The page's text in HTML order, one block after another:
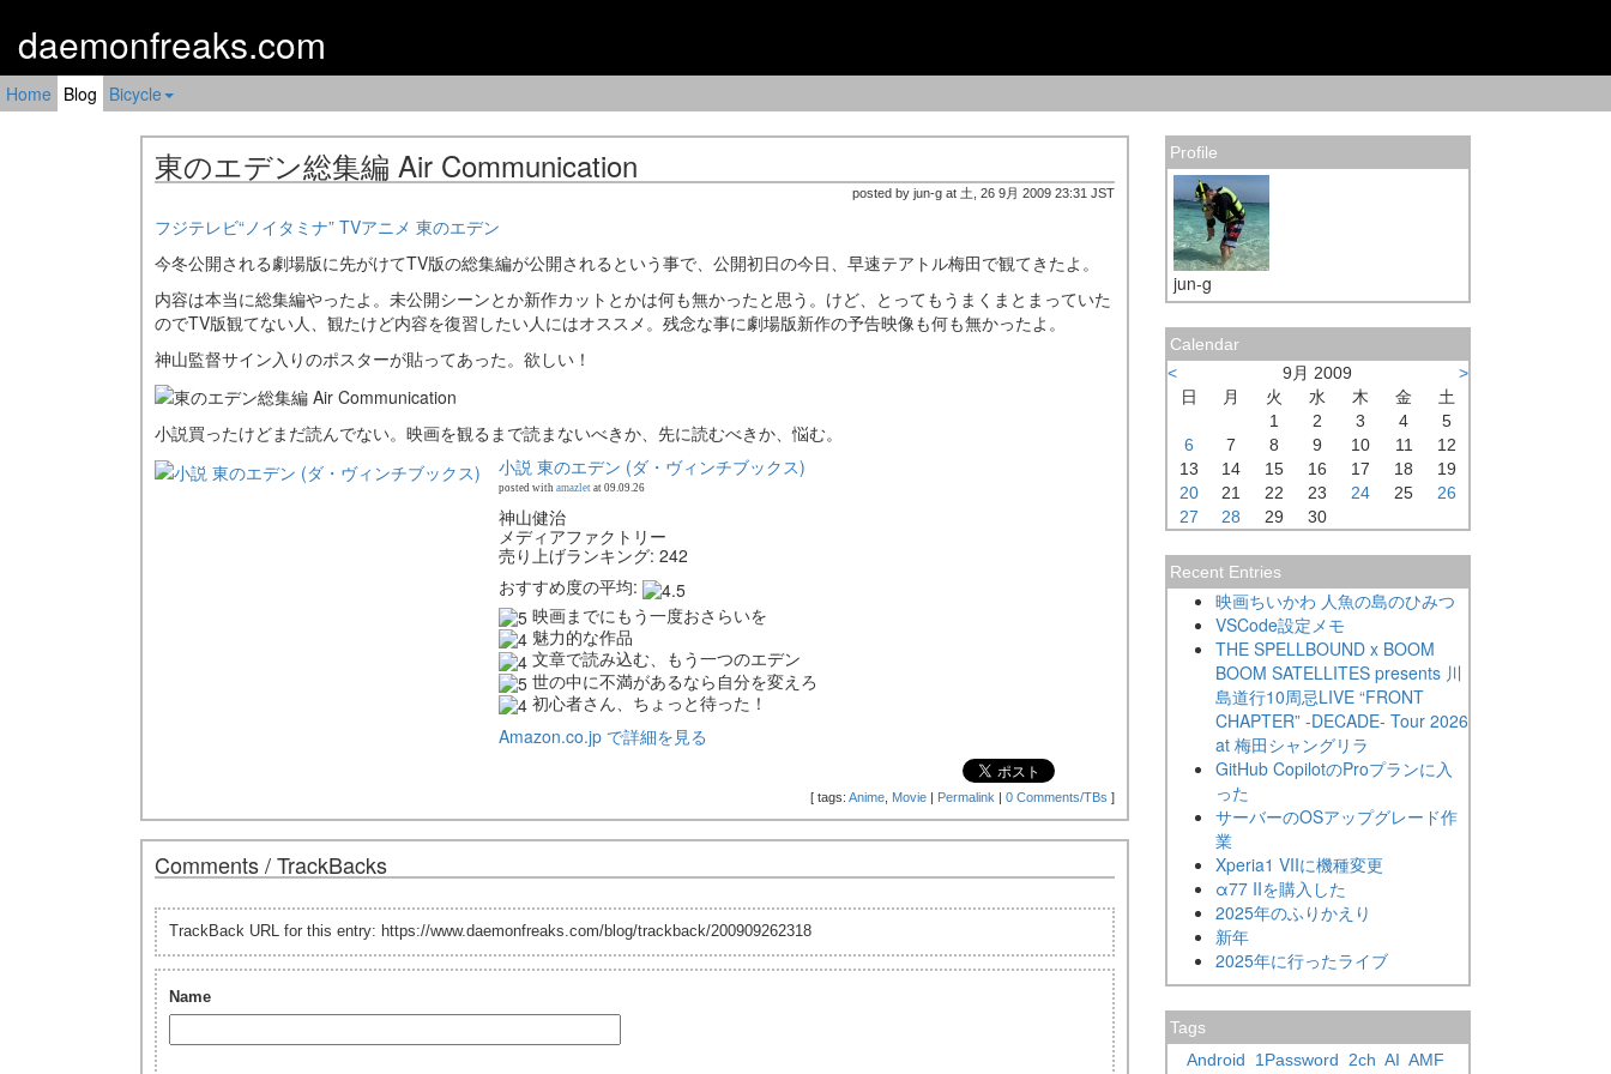
daemonfreaks.com
Home Blog Bicycle
東のエデン総集編 Air Communication
posted by jun-g at 土, 26 9月 2009 23:31 JST
フジテレビ“ノイタミナ” TVアニメ 東のエデン
今冬公開される劇場版に先がけてTV版の総集編が公開されるという事で、公開初日の今日、早速テアトル梅田で観てきたよ。
内容は本当に総集編やったよ。未公開シーンとか新作カットとかは何も無かったと思う。けど、とってもうまくまとまっていた
のでTV版観てない人、観たけど内容を復習したい人にはオススメ。残念な事に劇場版新作の予告映像も何も無かったよ。
神山監督サイン入りのポスターが貼ってあった。欲しい！
小説買ったけどまだ読んでない。映画を観るまで読まないべきか、先に読むべきか、悩む。
小説 東のエデン (ダ・ヴィンチブックス)
posted with amazlet at 09.09.26
神山健治
メディアファクトリー
売り上げランキング: 242
おすすめ度の平均:
映画までにもう一度おさらいを
魅力的な作品
文章で読み込む、もう一つのエデン
世の中に不満があるなら自分を変えろ
初心者さん、ちょっと待った！
Amazon.co.jp で詳細を見る
[ tags: Anime, Movie Permalink 0 Comments/TBs ]
Comments / TrackBacks
TrackBack URL for this entry: https://www.daemonfreaks.com/blog/trackback/200909262318
Name
Profile
jun-g
Calendar
<
9月 2009
>
日
月 火 水 木 金
土
1
2 3 4
5
6
7 8 9 10 11
12
13
14 15 16 17 18
19
20
21 22 23 24 25
26
27
28 29 30
Recent Entries
映画ちいかわ 人魚の島のひみつ
VSCode設定メモ
THE SPELLBOUND x BOOM
BOOM SATELLITES presents 川
島道行10周忌LIVE “FRONT
CHAPTER” -DECADE- Tour 2026
at 梅田シャングリラ
GitHub CopilotのProプランに入
った
サーバーのOSアップグレード作
業
Xperia1 VIIに機種変更
α77 IIを購入した
2025年のふりかえり
新年
2025年に行ったライブ
Tags
Android
1Password 2ch AI AMF